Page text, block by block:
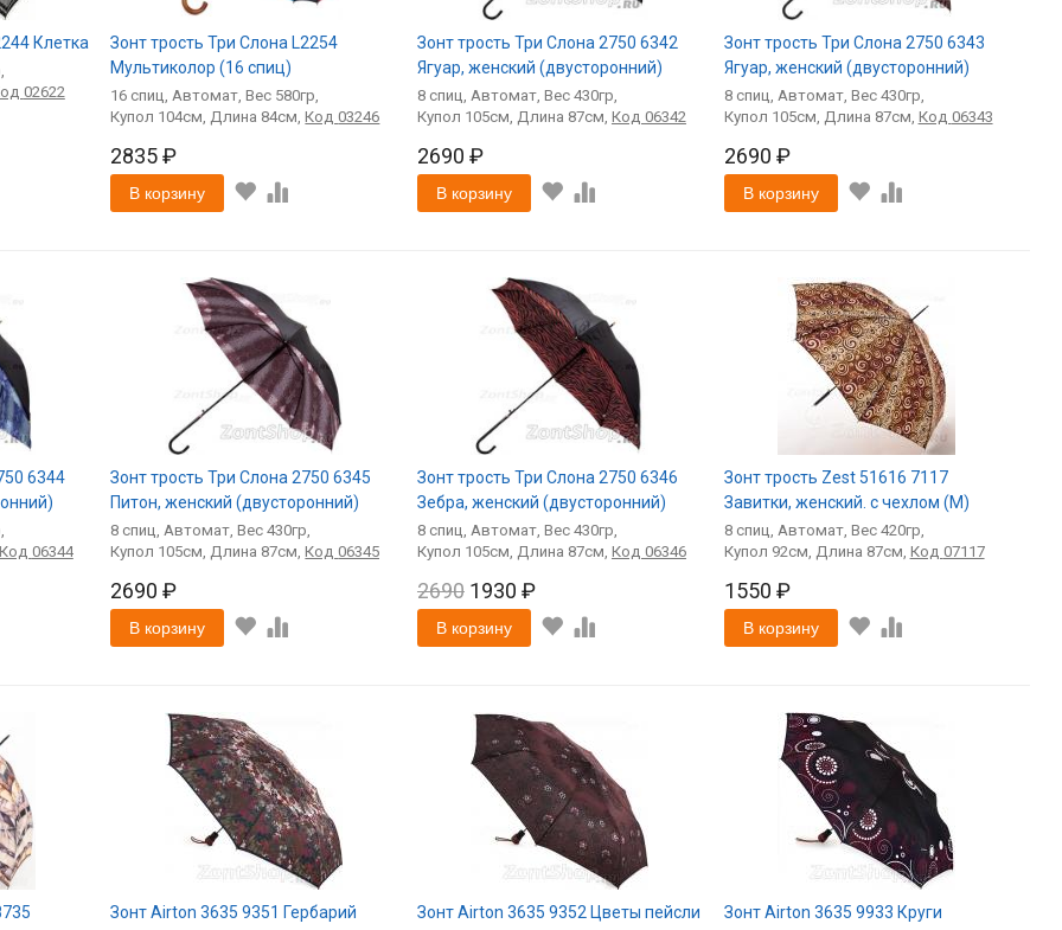
Клетка
02622
Зонт трость Три Слона L2254
Мультиколор (16 спиц)
16 спиц Автомат
580
104
84 Код03246
2835 ₽
В корзину
Зонт трость Три Слона 2750 6342
Ягуар, женский (двусторонний)
8спиц Автомат
430
105
87 Код 06342
2690 ₽
В корзину
Зонт трость Три Слона 2750 6343
Ягуар, женский (двусторонний)
8спиц Автомат
430
105
87 Код 06343
2690 ₽
В корзину
6344
Код 06344
Зонт трость Три Слона 2750 6345
Питон, женский (двусторонний)
8 спиц Автомат
430
105
87 Код06345
2690 ₽
В корзину
Зонт трость Три Слона 2750 6346
Зебра, женский (двусторонний)
8спиц Автомат
430
105
87 Код 06346
26901930 ₽
В корзину
Зонт трость Zest 51616 7117
Завитки, женский. с чехлом (M)
8спиц Автомат
420
92
87 Код 07117
1550 ₽
В корзину
Зонт Airton 3635 9351 Гербарий Зонт Airton 3635 9352 Цветы пейсли Зонт Airton 3635 9933 Круги